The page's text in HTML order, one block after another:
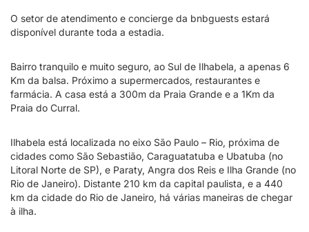
O setor de atendimento e concierge da bnbguests estará
disponível durante toda a estadia.
Bairro tranquilo e muito seguro, ao Sul de Ilhabela, a apenas 6
Km da balsa. Próximo a supermercados, restaurantes e
farmácia. A casa está a 300m da Praia Grande e a 1Km da
Praia do Curral.
Ilhabela está localizada no eixo São Paulo – Rio, próxima de
cidades como São Sebastião, Caraguatatuba e Ubatuba (no
Litoral Norte de SP), e Paraty, Angra dos Reis e Ilha Grande (no
Rio de Janeiro). Distante 210 km da capital paulista, e a 440
km da cidade do Rio de Janeiro, há várias maneiras de chegar
à ilha.